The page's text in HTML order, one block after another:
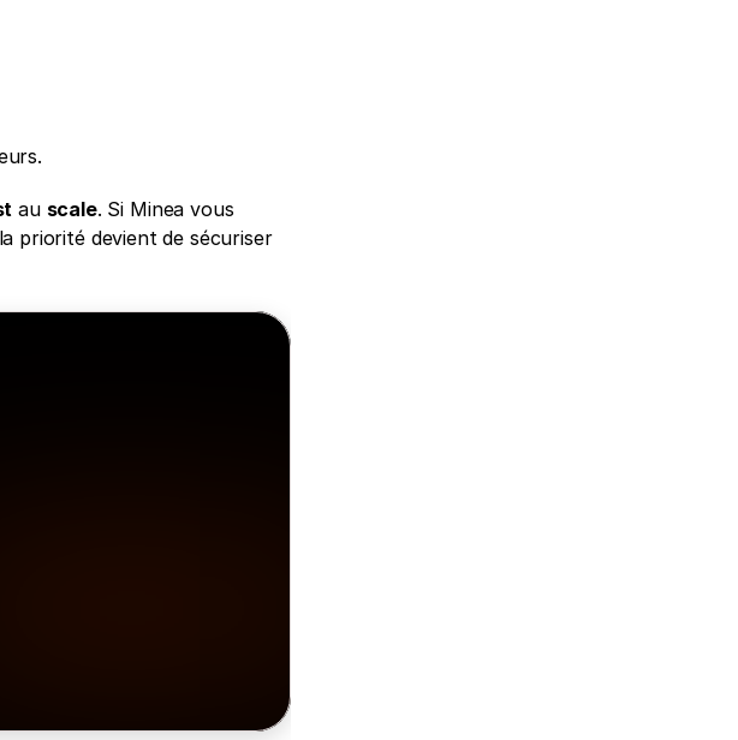
au scale. Si Minea vous
priorité devient de sécuriser